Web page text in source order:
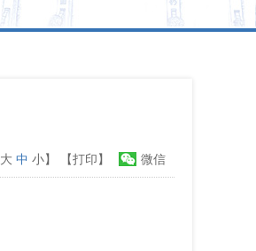
微信
大 中 小】 【打印】